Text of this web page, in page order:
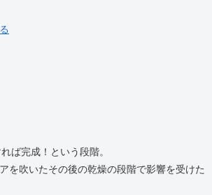
ば完成！という段階。
を吹いたその後の乾燥の段階で影響を受けた